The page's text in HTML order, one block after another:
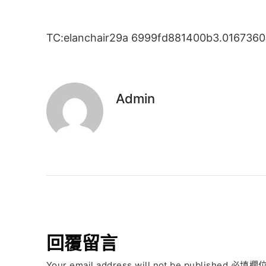
TC:elanchair29a
Admin
回覆留言